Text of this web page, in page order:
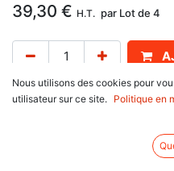
39,30 € H.T. par Lot de 4
Délai de livraison : 1
Informations
Nous utilisons des cookies pour
utilisateur sur ce site.
Politique en